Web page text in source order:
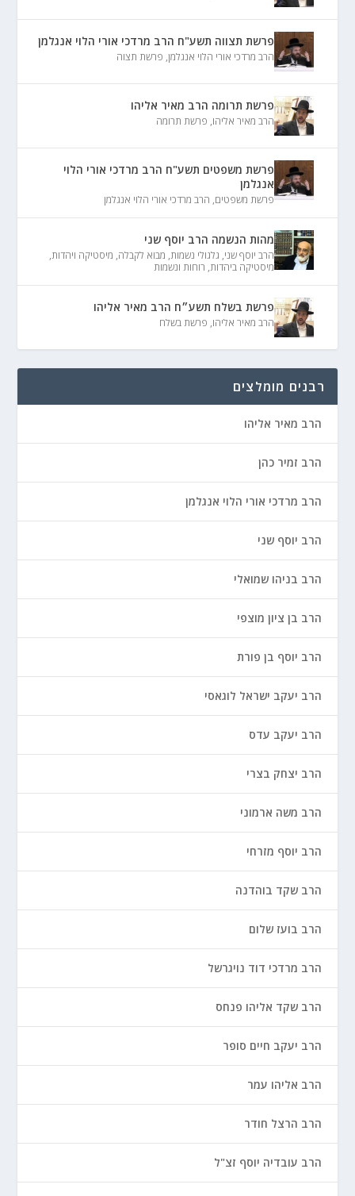
פרשת תצווה תשע"ח הרב מרדכי אורי הלוי אנגלמן
הרב מרדכי אורי הלוי אנגלמן, פרשת תצוה
פרשת תרומה הרב מאיר אליהו
הרב מאיר אליהו, פרשת תרומה
פרשת משפטים תשע"ח הרב מרדכי אורי הלוי
אנגלמן
פרשת משפטים, הרב מרדכי אורי הלוי אנגלמן
מהות הנשמה הרב יוסף שני
הרב יוסף שני, גלגולי נשמות, מבוא לקבלה, מיסטיקה ויהדות,
מיסטיקה ביהדות, רוחות ונשמות
פרשת בשלח תשע״ח הרב מאיר אליהו
הרב מאיר אליהו, פרשת בשלח
רבנים מומלצים
הרב מאיר אליהו
הרב זמיר כהן
הרב מרדכי אורי הלוי אנגלמן
הרב יוסף שני
הרב בניהו שמואלי
הרב בן ציון מוצפי
הרב יוסף בן פורת
הרב יעקב ישראל לוגאסי
הרב יעקב עדס
הרב יצחק בצרי
הרב משה ארמוני
הרב יוסף מזרחי
הרב שקד בוהדנה
הרב בועז שלום
הרב מרדכי דוד נויגרשל
הרב שקד אליהו פנחס
הרב יעקב חיים סופר
הרב אליהו עמר
הרב הרצל חודר
הרב עובדיה יוסף זצ"ל